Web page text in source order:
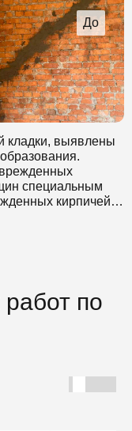
выполненную
которой
кладки, выявлены
специальным
кирпичей и
по